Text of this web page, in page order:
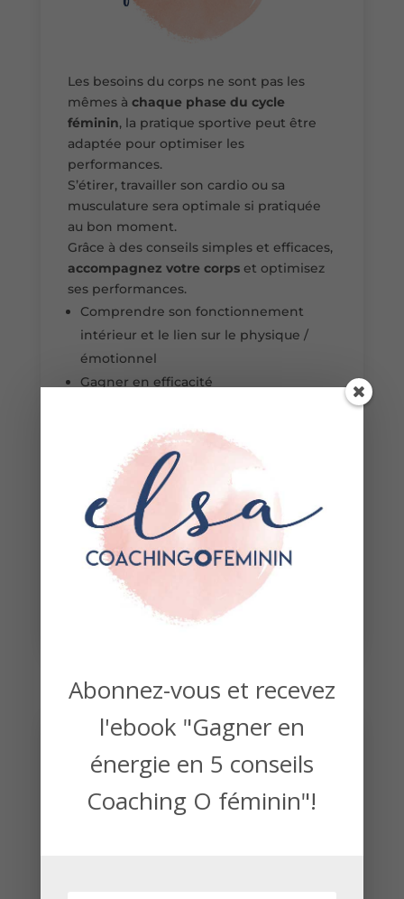
Les besoins du corps ne sont pas les
mêmes à chaque phase du cycle
féminin, la pratique sportive peut être
adaptée pour optimiser les
performances.
S’étirer, travailler son cardio ou sa
musculature sera optimale si pratiquée
au bon moment.
Grâce à des conseils simples et efficaces,
accompagnez votre corpset optimisez
ses performances.
Comprendre son fonctionnement
intérieur et le lien sur le physique /
émotionnel
Gagner en efficacité
émotions du moment
Gagner en confiance en soi
Prévention de l’épuisement
Mieux se connaître et s’accepter
Rayonner
Être comprise par votre entourage et
soutenue
Abonnez-vous et recevez
l'ebook "Gagner en
énergie en 5 conseils
Coaching O féminin"!